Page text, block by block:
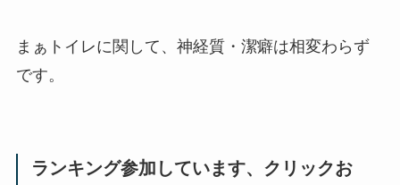
まぁトイレに関して、神経質・潔癖は相変わらず
です。
ランキング参加しています、クリックお